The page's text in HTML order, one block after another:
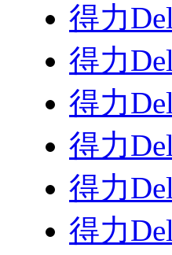
得力
得力
得力
得力
得力
得力